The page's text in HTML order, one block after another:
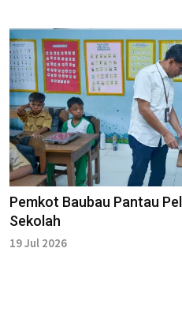
Pemkot Baubau Pantau
Sekolah
19 Jul 2026